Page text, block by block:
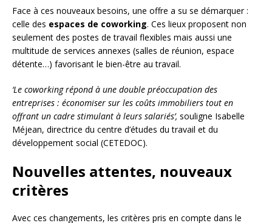
Face à ces nouveaux besoins, une offre a su se démarquer :
celle des espaces de coworking. Ces lieux proposent non
seulement des postes de travail flexibles mais aussi une
multitude de services annexes (salles de réunion, espace
détente…) favorisant le bien-être au travail.
‘Le coworking répond à une double préoccupation des
entreprises : économiser sur les coûts immobiliers tout en
offrant un cadre stimulant à leurs salariés’, souligne Isabelle
Méjean, directrice du centre d’études du travail et du
développement social (CETEDOC).
Nouvelles attentes, nouveaux
critères
Avec ces changements, les critères pris en compte dans le